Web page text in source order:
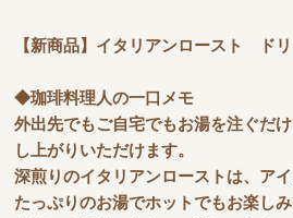
【新商品】イタリアンロースト ド
◆珈琲料理人の一口メモ
外出先でもご自宅でもお湯を注ぐだ
し上がりいただけます。
深煎りのイタリアンローストは、ア
たっぷりのお湯でホットでもお楽しみ